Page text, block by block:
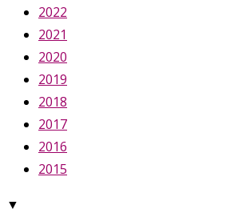
2022
2021
2020
2019
2018
2017
2016
2015
▼